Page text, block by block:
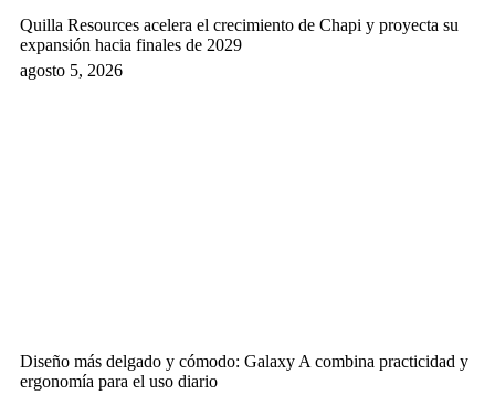
Quilla Resources acelera el crecimiento de Chapi y proyecta su
expansión hacia finales de 2029
agosto 5, 2026
Diseño más delgado y cómodo: Galaxy A combina practicidad y
ergonomía para el uso diario